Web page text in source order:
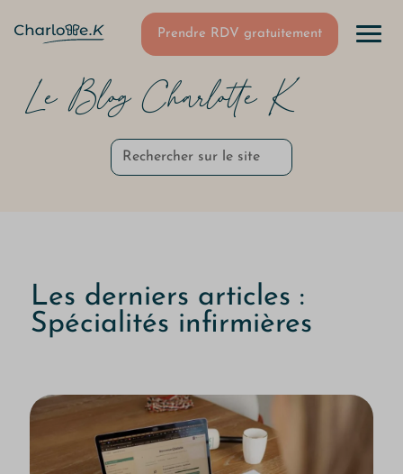
Prendre RDV gratuitement
Le Blog Charlotte K
Les derniers articles :
Spécialités infirmières